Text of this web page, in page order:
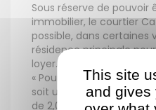
Sous réserve de pouvoir
immobilier, le courtier
possible, dans certaines
résidence principale
loyer.
« Pour une mensualité
soit une enveloppe de
de 2,05 % hors
This site
and gives